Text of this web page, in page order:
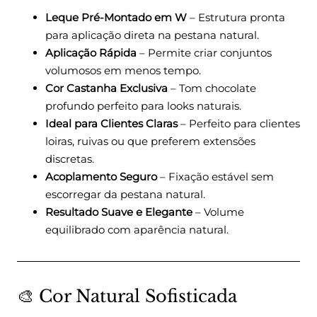
Leque Pré-Montado em W – Estrutura pronta
para aplicação direta na pestana natural.
Aplicação Rápida – Permite criar conjuntos
volumosos em menos tempo.
Cor Castanha Exclusiva – Tom chocolate
profundo perfeito para looks naturais.
Ideal para Clientes Claras– Perfeito para clientes
loiras, ruivas ou que preferem extensões
discretas.
Acoplamento Seguro– Fixação estável sem
escorregar da pestana natural.
Resultado Suave e Elegante – Volume
equilibrado com aparência natural.
🎨 Cor Natural Sofisticada